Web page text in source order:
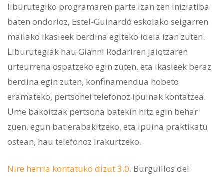
liburutegiko programaren parte izan zen iniziatiba
baten ondorioz, Estel-Guinardó eskolako seigarren
mailako ikasleek berdina egiteko ideia izan zuten.
Liburutegiak hau Gianni Rodariren jaiotzaren
urteurrena ospatzeko egin zuten, eta ikasleek beraz
berdina egin zuten, konfinamendua hobeto
eramateko, pertsonei telefonoz ipuinak kontatzea.
Ume bakoitzak pertsona batekin hitz egin behar
zuen, egun bat erabakitzeko, eta ipuina praktikatu
ostean, hau telefonoz irakurtzeko.
Nire herria kontatuko dizut 3.0. Burguillos del